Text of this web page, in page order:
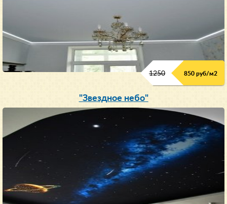
1250 850 руб/м2
"Звездное небо"